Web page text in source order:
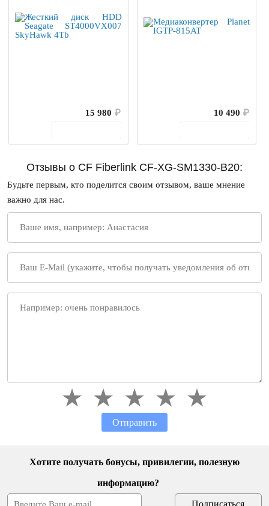
15 980 ₽
10 490 ₽
Отзывы о CF Fiberlink CF-XG-SM1330-B20:
Будьте первым, кто поделится своим отзывом, ваше мнение
важно для нас.
Отправить
Хотите получать бонусы, привилегии, полезную
информацию?